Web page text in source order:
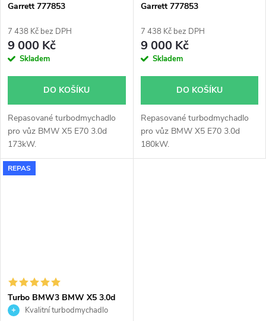
Garrett 777853
7 438 Kč bez DPH
9 000 Kč
Skladem
DO KOŠÍKU
Repasované turbodmychadlo
pro vůz BMW X5 E70 3.0d
173kW.
Garrett 777853
7 438 Kč bez DPH
9 000 Kč
Skladem
DO KOŠÍKU
Repasované turbodmychadlo
pro vůz BMW X5 E70 3.0d
180kW.
REPAS
Turbo BMW3 BMW X5 3.0d
135KW Garrett 704361
Kvalitní turbodmychadlo